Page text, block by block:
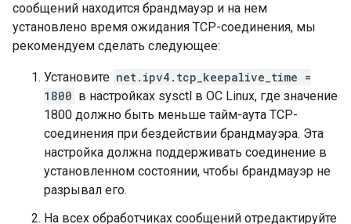
сообщений находится брандмауэр и на нем
установлено время ожидания TCP-соединения, мы
рекомендуем сделать следующее:
Установите net.ipv4.tcp_keepalive_time =
1800 в настройках sysctl в ОС Linux, где значение
1800 должно быть меньше тайм-аута TCP-
соединения при бездействии брандмауэра. Эта
настройка должна поддерживать соединение в
установленном состоянии, чтобы брандмауэр не
разрывал его.
На всех обработчиках сообщений отредактируйте